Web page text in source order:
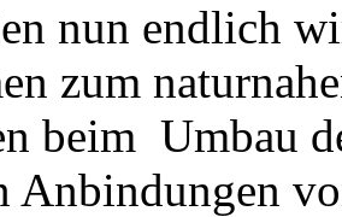
nun endlich
zum
beim Umbau
Anbindungen